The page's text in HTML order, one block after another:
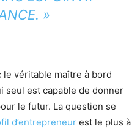
»
le véritable maître à bord
seul est capable de donner
le futur. La question se
d’entrepreneur est le plus à